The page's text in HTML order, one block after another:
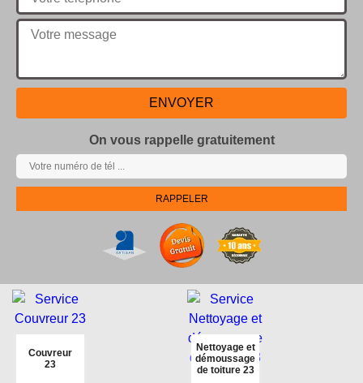
On vous rappelle gratuitement
Couvreur
23
Nettoyage et
démoussage
de toiture 23